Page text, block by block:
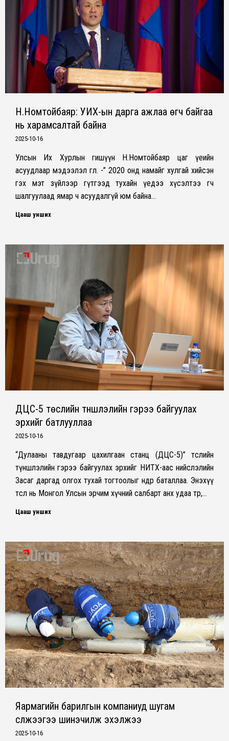
Н.Номтойбаяр: УИХ-ын дарга ажлаа өгч байгаа
нь харамсалтай байна
2025-10-16
Улсын Их Хурлын гишүүн Н.Номтойбаяр цаг үеийн
асуудлаар мэдээлэл өглөө. -” 2020 онд намайг хулгай хийсэн
гэх мэт зүйлээр гүтгээд тухайн үедээ хүсэлтээ өгч
шалгуулаад ямар ч асуудалгүй юм байна…
Цааш унших
ДЦС-5 төслийн түншлэлийн гэрээ байгуулах
эрхийг батлууллаа
2025-10-16
“Дулааны тавдугаар цахилгаан станц (ДЦС-5)” төслийн
түншлэлийн гэрээ байгуулах эрхийг НИТХ-аас нийслэлийн
Засаг даргад олгох тухай тогтоолыг өнөөдөр баталлаа. Энэхүү
төсөл нь Монгол Улсын эрчим хүчний салбарт анх удаа төр,…
Цааш унших
Яармагийн барилгын компаниуд шугам
сүлжээгээ шинэчилж эхэлжээ
2025-10-16